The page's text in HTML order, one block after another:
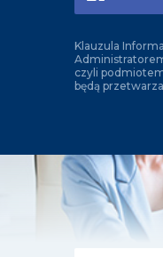
Klauzula
czyli
będą